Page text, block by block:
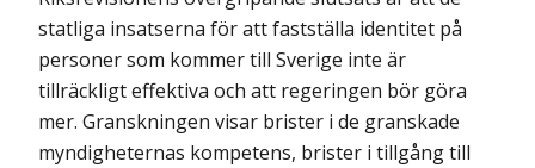
statliga insatserna för att fastställa identitet på
personer som kommer till Sverige inte är
tillräckligt effektiva och att regeringen bör göra
mer. Granskningen visar brister i de granskade
myndigheternas kompetens, brister i tillgång till